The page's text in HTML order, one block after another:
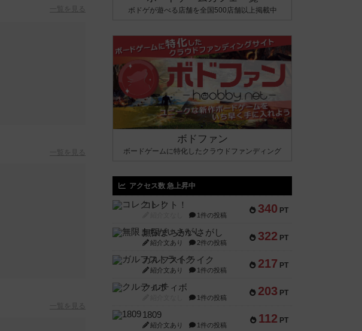
一覧を見る
一覧を見る
一覧を見る
ボドゲが遊べる店舗を全国500店舗以上掲載中
ボドファン
ボードゲームに特化したクラウドファンディング
アクセス数 急上昇中
340 PT
コレクト！
1件の投稿
322 PT
無限まちがいさがし
紹介文あり 2件の投稿
217 PT
ガルフストライク
紹介文あり 1件の投稿
203 PT
クルティボ
1件の投稿
112 PT
1809
紹介文あり 1件の投稿